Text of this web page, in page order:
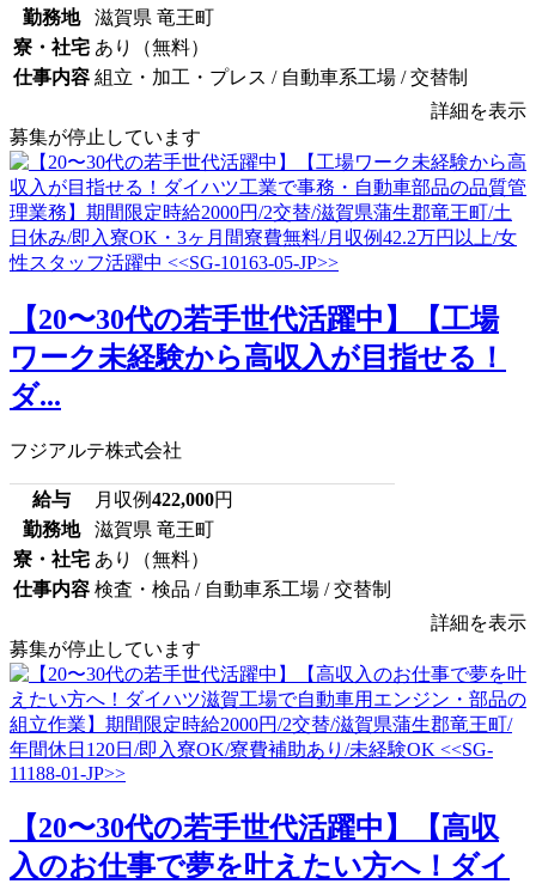
勤務地
滋賀県 竜王町
寮・社宅 あり（無料）
仕事内容 組立・加工・プレス / 自動車系工場 / 交替制
詳細を表示
募集が停止しています
【20〜30代の若手世代活躍中】【工場
ワーク未経験から高収入が目指せる！
ダ...
フジアルテ株式会社
給与 月収例422,000円
勤務地
滋賀県 竜王町
寮・社宅 あり（無料）
仕事内容 検査・検品 / 自動車系工場 / 交替制
詳細を表示
募集が停止しています
【20〜30代の若手世代活躍中】【高収
入のお仕事で夢を叶えたい方へ！ダイ